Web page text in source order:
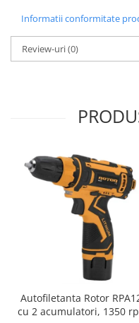
Unelte altoit
Unelte manuale de gradina
Stropitori
Aragaze, plite, piese butelii
Accesorii aragaze & butelii
Pirostrii si accesorii pentru
Iluminat & electrice
Prelungitoare & cabluri
Informatii conformitate
Review-uri(0)
Autofiletanta Rotor
cu 2 acumulatori, 1350